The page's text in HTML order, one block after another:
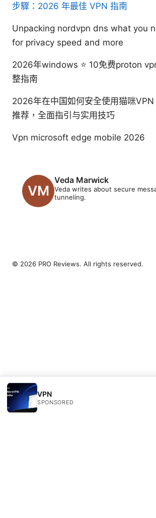
步驟：2026 年最佳 VPN 指南
Unpacking nordvpn dns what you
for privacy speed and more
2026年windows ⭐ 10免费proton
整指南
2026年在中国如何安全使用猫咪VPN
推荐，全面指引与实用技巧
Vpn microsoft edge mobile 2026
Veda Marwick
Veda writes about secure
tunneling.
VPN
SPONSORED
© 2026 PRO Reviews. All rights reserved.